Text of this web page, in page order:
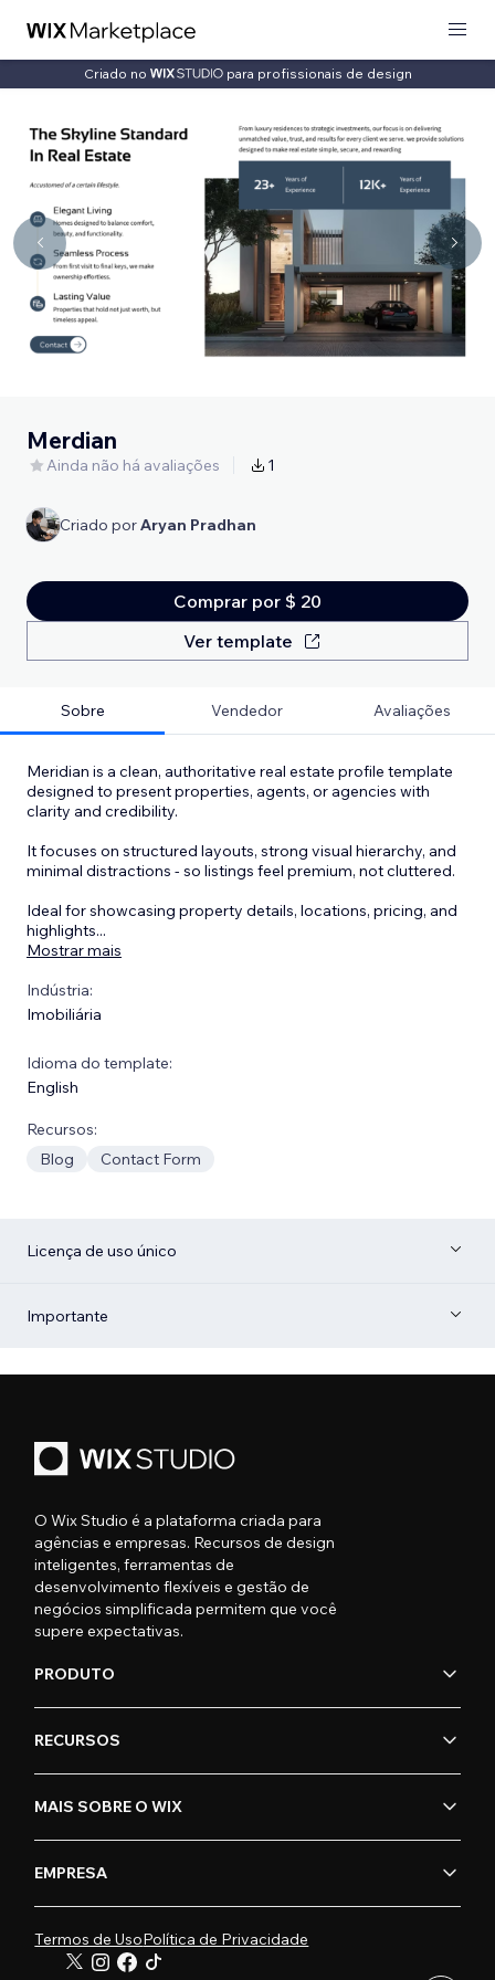
Criado no para profissionais de design
Merdian
Ainda não há avaliações 1
Criado porAryan Pradhan
Comprar por $ 20
Ver template
Sobre Vendedor Avaliações
Meridian is a clean, authoritative real estate profile template
designed to present properties, agents, or agencies with
clarity and credibility.
It focuses on structured layouts, strong visual hierarchy, and
minimal distractions - so listings feel premium, not cluttered.
Ideal for showcasing property details, locations, pricing, and
highlights...
Mostrar mais
Indústria:
Imobiliária
Idioma do template:
English
Recursos:
Blog
Contact Form
Licença de uso único
Importante
O Wix Studio é a plataforma criada para
agências e empresas. Recursos de design
inteligentes, ferramentas de
desenvolvimento flexíveis e gestão de
negócios simplificada permitem que você
supere expectativas.
PRODUTO
RECURSOS
MAIS SOBRE O WIX
EMPRESA
Termos de UsoPolítica de Privacidade